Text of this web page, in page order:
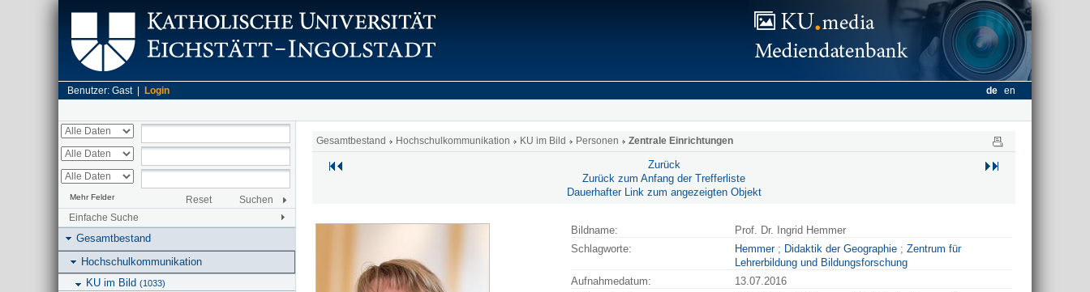
Benutzer: Gast | Login de en
Mehr Felder Reset
Suchen
Einfache Suche
Gesamtbestand
Hochschulkommunikation
KU im Bild (1033)
Gesamtbestand Hochschulkommunikation KU im Bild Personen Zentrale Einrichtungen
Zurück
Zurück zum Anfang der Trefferliste
Dauerhafter Link zum angezeigten Objekt
Bildname:
Prof. Dr. Ingrid Hemmer
Schlagworte:
Hemmer; Didaktik der Geographie ; Zentrum für
Lehrerbildung und Bildungsforschung
Aufnahmedatum:
13.07.2016